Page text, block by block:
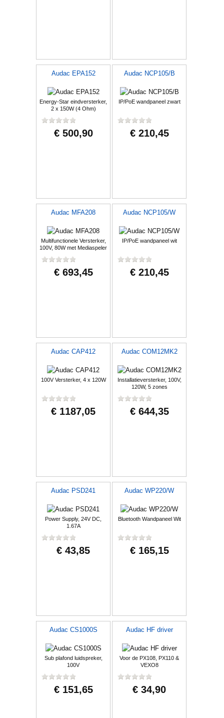
Audac EPA152
Energy-Star eindversterker,
2 x 150W (4 Ohm)
€ 500,90
Audac NCP105/B
IP/PoE wandpaneel zwart
€ 210,45
Audac MFA208
Multifunctionele Versterker,
100V, 80W met Mediaspeler
€ 693,45
Audac NCP105/W
IP/PoE wandpaneel wit
€ 210,45
Audac CAP412
100V Versterker, 4 x 120W
€ 1187,05
Audac COM12MK2
Installatieversterker, 100V,
120W, 5 zones
€ 644,35
Audac PSD241
Power Supply, 24V DC,
1.67A
€ 43,85
Audac WP220/W
Bluetooth Wandpaneel Wit
€ 165,15
Audac CS1000S
Sub plafond luidspreker,
100V
€ 151,65
Audac HF driver
Voor de PX108, PX110 &
VEXO8
€ 34,90